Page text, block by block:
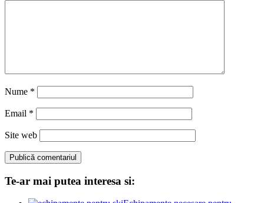
Nume *
Email *
Site web
Te-ar mai putea interesa si: